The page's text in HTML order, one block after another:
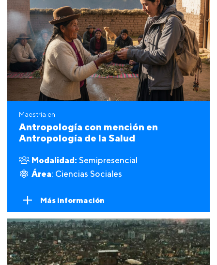
Maestría en
Antropología con mención en
Antropología de la Salud
Modalidad: Semipresencial
Área: Ciencias Sociales
Más información